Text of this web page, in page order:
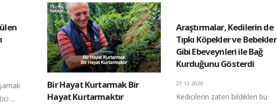
...
Bir Hayat Kurtarmak Bir
Hayat Kurtarmaktır
Araştırmalar, Kedilerin de
Tıpkı Köpekler ve Bebekler
Gibi Ebeveynleri ile Bağ
Kurduğunu Gösterdi
27.12.2020
Kedicilerin zaten bildikleri bu